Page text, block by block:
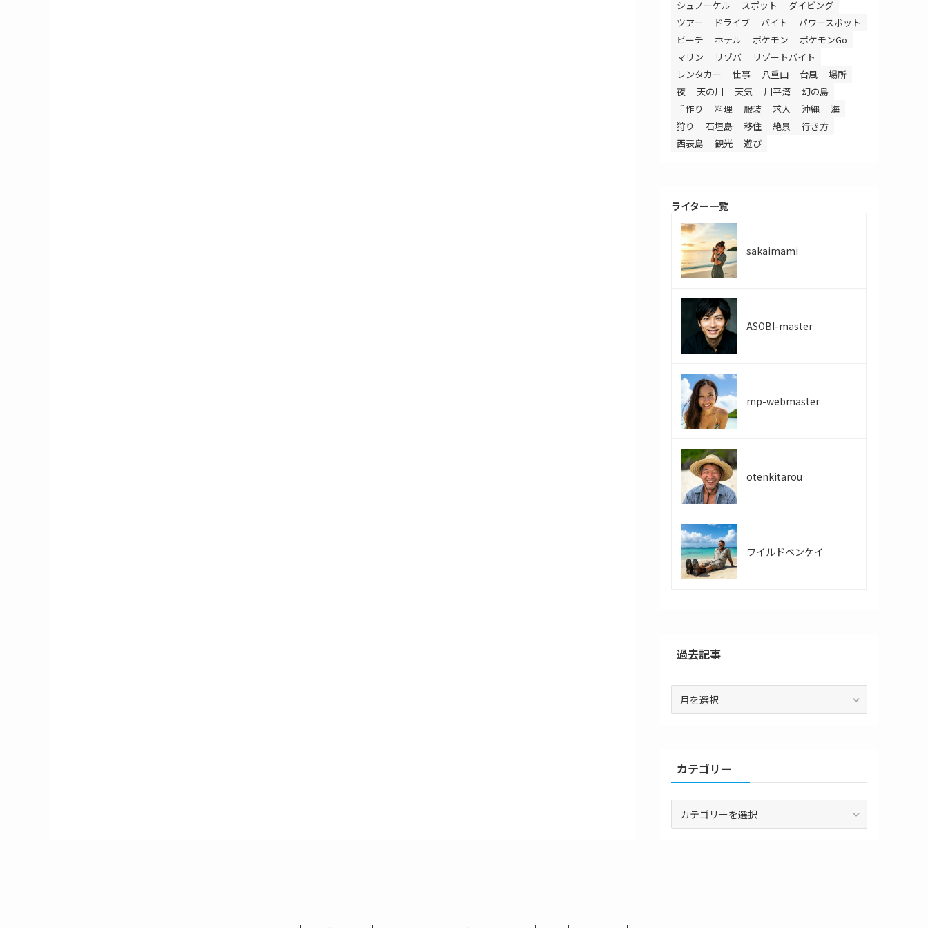
シュノーケル スポット
ダイビング
ツアー
ドライブ バイト
パワースポット
ビーチ
ホテル ポケモン
ポケモンGo
マリン
リゾバ
リゾートバイト
レンタカー
仕事 八重山 台風
場所
夜
天の川 天気 川平湾
幻の島
手作り
料理 服装 求人 沖縄
海
狩り
石垣島 移住 絶景
行き方
西表島
観光 遊び
ライター一覧
sakaimami
ASOBI-master
mp-webmaster
otenkitarou
ワイルドベンケイ
過去記事
カテゴリー